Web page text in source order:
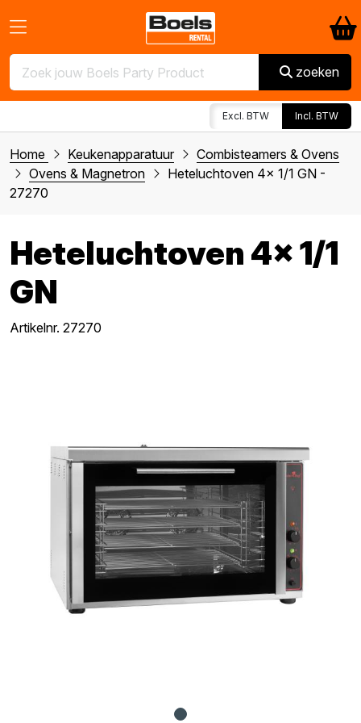
zoeken
Excl. BTW Incl. BTW
Home Keukenapparatuur
Combisteamers & Ovens
Ovens & Magnetron
Heteluchtoven 4x 1/1 GN -
27270
Heteluchtoven 4x 1/1
GN
Artikelnr. 27270